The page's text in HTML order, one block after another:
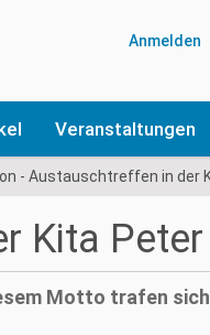
Anmelden
Veranstaltungen
- Austauschtreffen in der
Kita Peter
Motto trafen